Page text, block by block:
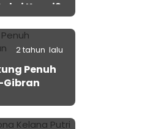
Kunci?
2 tahun lalu
Penuh
Gibran